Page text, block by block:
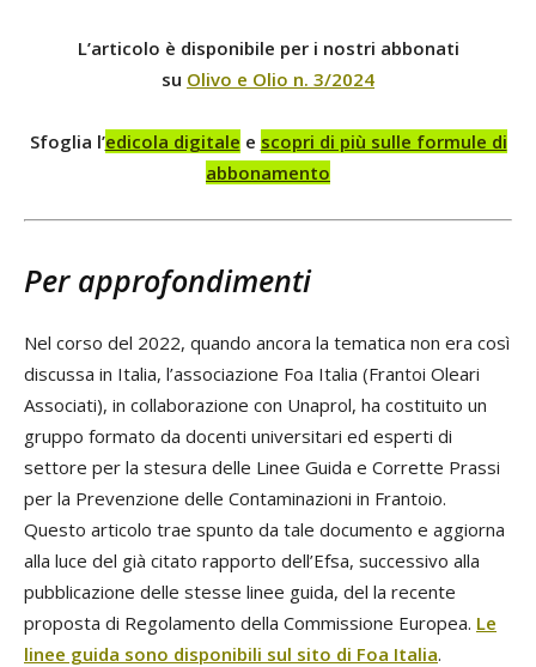
L’articolo è disponibile per i nostri abbonati
su Olivo e Olio n. 3/2024
Sfoglia l’edicola digitale e scopri di più sulle formule di
abbonamento
Per approfondimenti
Nel corso del 2022, quando ancora la tematica non era così
discussa in Italia, l’associazione Foa Italia (Frantoi Oleari
Associati), in collaborazione con Unaprol, ha costituito un
gruppo formato da docenti universitari ed esperti di
settore per la stesura delle Linee Guida e Corrette Prassi
per la Prevenzione delle Contaminazioni in Frantoio.
Questo articolo trae spunto da tale documento e aggiorna
alla luce del già citato rapporto dell’Efsa, successivo alla
pubblicazione delle stesse linee guida, del la recente
proposta di Regolamento della Commissione Europea. Le
linee guida sono disponibili sul sito di Foa Italia.